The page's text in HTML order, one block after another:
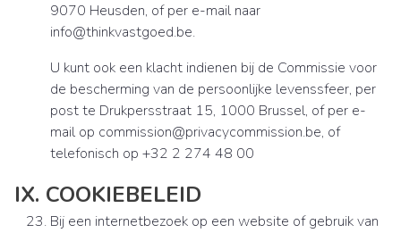
9070 Heusden, of per e-mail naar
info@thinkvastgoed.be.
U kunt ook een klacht indienen bij de Commissie voor
de bescherming van de persoonlijke levenssfeer, per
post te Drukpersstraat 15, 1000 Brussel, of per e-
mail op commission@privacycommission.be, of
telefonisch op +32 2 274 48 00
IX. COOKIEBELEID
Bij een internetbezoek op een website of gebruik van